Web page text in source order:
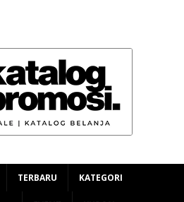
TERBARU KATEGORI